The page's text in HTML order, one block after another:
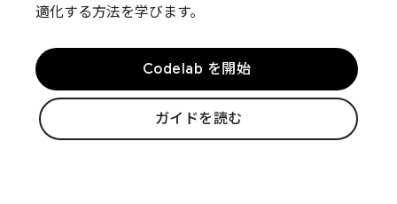
適化する方法を学びます。
Codelab を開始
ガイドを読む